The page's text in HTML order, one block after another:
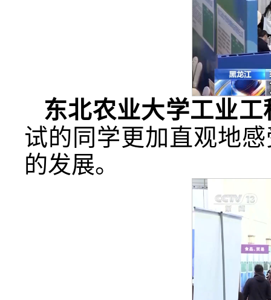
东北农业大学工业
试的同学更加直观地
的发展。